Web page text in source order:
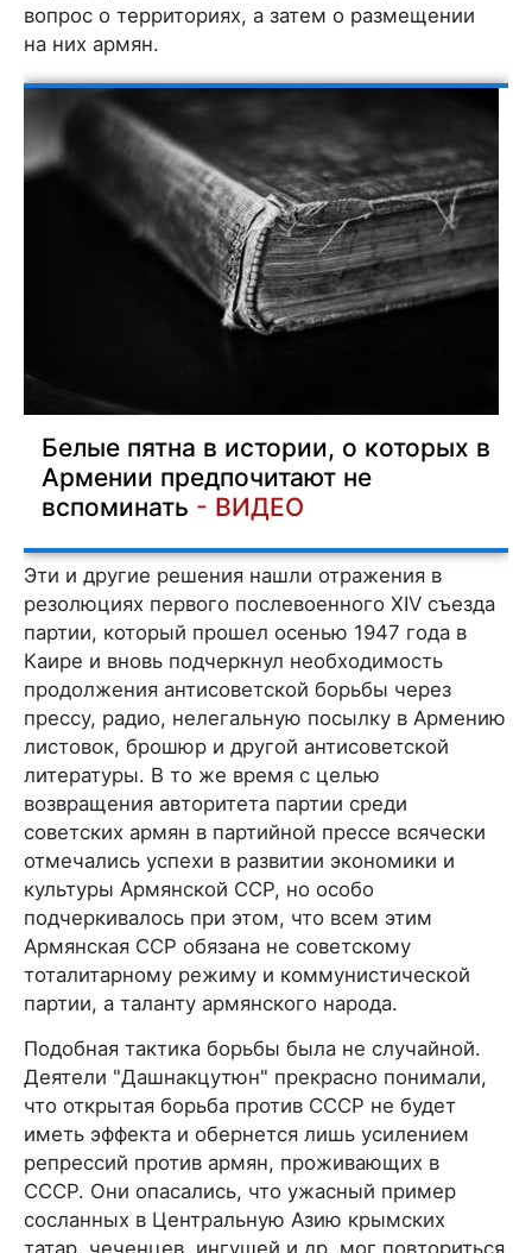
вопрос о территориях, а затем о размещении
на них армян.
Белые пятна в истории, о которых в
Армении предпочитают не
вспоминать - ВИДЕО
Эти и другие решения нашли отражения в
резолюциях первого послевоенного XIV съезда
партии, который прошел осенью 1947 года в
Каире и вновь подчеркнул необходимость
продолжения антисоветской борьбы через
прессу, радио, нелегальную посылку в Армению
листовок, брошюр и другой антисоветской
литературы. В то же время с целью
возвращения авторитета партии среди
советских армян в партийной прессе всячески
отмечались успехи в развитии экономики и
культуры Армянской ССР, но особо
подчеркивалось при этом, что всем этим
Армянская ССР обязана не советскому
тоталитарному режиму и коммунистической
партии, а таланту армянского народа.
Подобная тактика борьбы была не случайной.
Деятели "Дашнакцутюн" прекрасно понимали,
что открытая борьба против СССР не будет
иметь эффекта и обернется лишь усилением
репрессий против армян, проживающих в
СССР. Они опасались, что ужасный пример
сосланных в Центральную Азию крымских
татар, чеченцев, ингушей и др. мог повториться